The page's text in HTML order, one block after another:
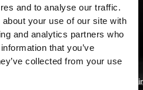
and to analyse our traffic.
your use of our site with
and analytics partners who
that you’ve
collected from your use
Beta-